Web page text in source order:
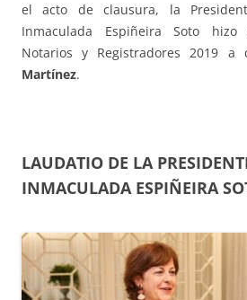
el acto de clausura, la
Inmaculada Espiñeira Soto
Notarios y Registradores 2019 a
Martínez.
LAUDATIO DE LA
INMACULADA ESPIÑEIRA